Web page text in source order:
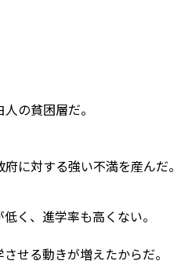
の貧困層だ。
に対する強い不満を産んだ。
く、進学率も高くない。
せる動きが増えたからだ。